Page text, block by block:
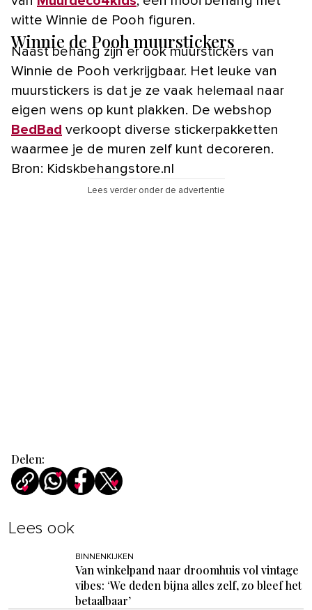
witte Winnie de Pooh figuren.
Winnie de Pooh muurstickers
Naast behang zijn er ook muurstickers van
Winnie de Pooh verkrijgbaar. Het leuke van
muurstickers is dat je ze vaak helemaal naar
eigen wens op kunt plakken. De webshop
BedBad verkoopt diverse stickerpakketten
waarmee je de muren zelf kunt decoreren.
Bron: Kidskbehangstore.nl
Lees verder onder de advertentie
Delen:
Lees ook
BINNENKIJKEN
Van winkelpand naar droomhuis vol vintage
vibes: ‘We deden bijna alles zelf, zo bleef het
betaalbaar’